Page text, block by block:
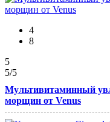
4
8
5
5/5
Мультивитаминный
морщин от Venus